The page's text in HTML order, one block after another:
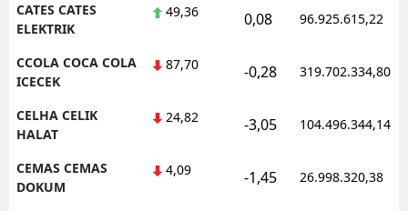
CATES CATES
ELEKTRIK
49,36 0,08 96.925.615,22
CCOLA COCA COLA
ICECEK
87,70 -0,28 319.702.334,80
CELHA CELIK
HALAT
24,82 -3,05 104.496.344,14
CEMAS CEMAS
DOKUM
4,09 -1,45 26.998.320,38